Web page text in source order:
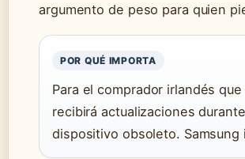
argumento de peso para quien
POR QUÉ IMPORTA
Para el comprador irlandés
recibirá actualizaciones
dispositivo obsoleto.